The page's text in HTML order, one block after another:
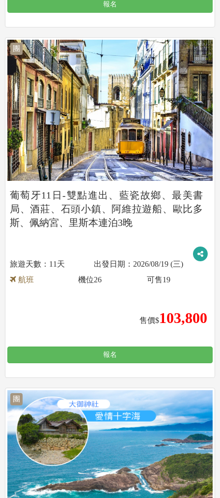
報名
團
葡萄牙11日-雙點進出、藍瓷故鄉、最美書
局、酒莊、石頭小鎮、阿維拉遊船、歐比多
斯、佩納宮、里斯本連泊3晚
11天
2026/08/19 (三)
航班
售價$103,800
機位26 可售19
報名
團